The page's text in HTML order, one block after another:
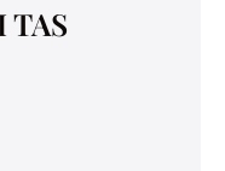
TAS